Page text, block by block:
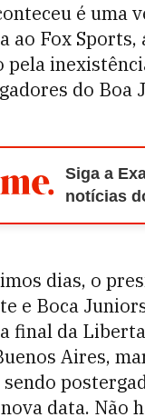
é uma
ao Fox Sports,
pela
do Boa
Siga a
notícias
dias, o
e Boca
final da
Aires,
data. Não